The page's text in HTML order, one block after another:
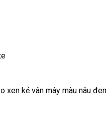
xen kẻ vân mây màu nâu đen